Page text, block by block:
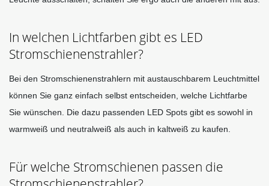
In welchen Lichtfarben gibt es LED
Stromschienenstrahler?
Bei den Stromschienenstrahlern mit austauschbarem Leuchtmittel
können Sie ganz einfach selbst entscheiden, welche Lichtfarbe
Sie wünschen. Die dazu passenden LED Spots gibt es sowohl in
warmweiß und neutralweiß als auch in kaltweiß zu kaufen.
Für welche Stromschienen passen die